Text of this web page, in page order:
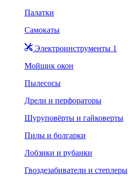
Палатки
Самокаты
Электроинструменты 1
Мойщик окон
Пылесосы
Дрели и перфораторы
Шуруповёрты и гайковерты
Пилы и болгарки
Лобзики и рубанки
Гвоздезабиватели и степлеры